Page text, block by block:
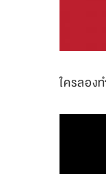
ใครลอง